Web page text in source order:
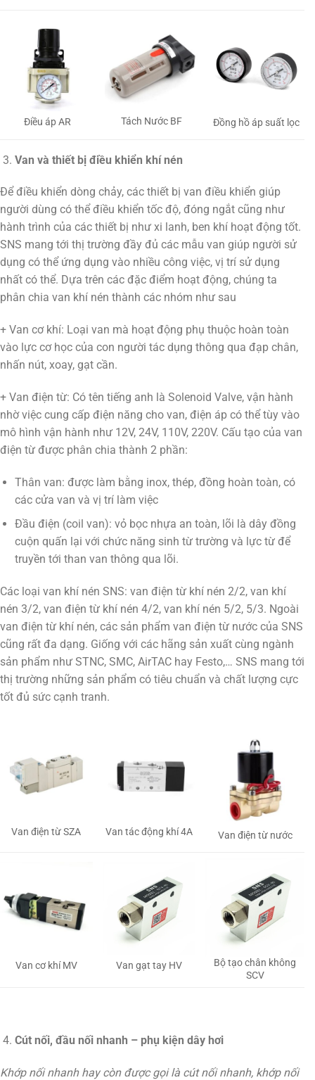
Điều áp AR Tách Nước BF Đồng hồ áp suất lọc
Van và thiết bị điều khiển khí nén
Để điều khiển dòng chảy, các thiết bị van điều khiển giúp
người dùng có thể điều khiển tốc độ, đóng ngắt cũng như
hành trình của các thiết bị như xi lanh, ben khí hoạt động tốt.
SNS mang tới thị trường đầy đủ các mẫu van giúp người sử
dụng có thể ứng dụng vào nhiều công việc, vị trí sử dụng
nhất có thể. Dựa trên các đặc điểm hoạt động, chúng ta
phân chia van khí nén thành các nhóm như sau
+ Van cơ khí: Loại van mà hoạt động phụ thuộc hoàn toàn
vào lực cơ học của con người tác dụng thông qua đạp chân,
nhấn nút, xoay, gạt cần.
+ Van điện từ: Có tên tiếng anh là Solenoid Valve, vận hành
nhờ việc cung cấp điện năng cho van, điện áp có thể tùy vào
mô hình vận hành như 12V, 24V, 110V, 220V. Cấu tạo của van
điện từ được phân chia thành 2 phần:
Thân van: được làm bằng inox, thép, đồng hoàn toàn, có
các cửa van và vị trí làm việc
Đầu điện (coil van): vỏ bọc nhựa an toàn, lõi là dây đồng
cuộn quấn lại với chức năng sinh từ trường và lực từ để
truyền tới than van thông qua lõi.
Các loại van khí nén SNS: van điện từ khí nén 2/2, van khí
nén 3/2, van điện từ khí nén 4/2, van khí nén 5/2, 5/3. Ngoài
van điện từ khí nén, các sản phẩm van điện từ nước của SNS
cũng rất đa dạng. Giống với các hãng sản xuất cùng ngành
sản phẩm như STNC, SMC, AirTAC hay Festo,… SNS mang tới
thị trường những sản phẩm có tiêu chuẩn và chất lượng cực
tốt đủ sức cạnh tranh.
Van điện từ SZA Van tác động khí 4A Van điện từ nước
Van cơ khí MV Van gạt tay HV
Bộ tạo chân không
SCV
Cút nối, đầu nối nhanh – phụ kiện dây hơi
Khớp nối nhanh hay còn được gọi là cút nối nhanh, khớp nối